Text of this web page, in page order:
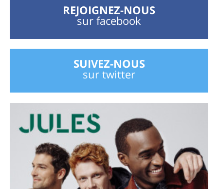
REJOIGNEZ-NOUS
sur facebook
SUIVEZ-NOUS
sur twitter